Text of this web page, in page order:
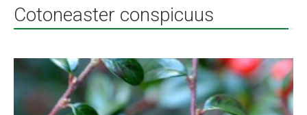
Cotoneaster conspicuus